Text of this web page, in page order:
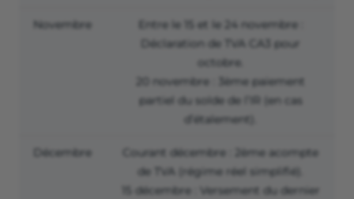
Novembre
Entre le 15 et le 24 novembre :
Déclaration de TVA CA3 pour
octobre.
20 novembre : 3ème paiement
partiel du solde de l’IR (en cas
d’étalement).
Décembre Courant décembre : 2 ème acompte
de TVA (régime réel simplifié).
15 décembre : Versement du dernier